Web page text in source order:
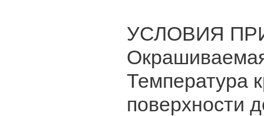
УСЛОВИЯ
Температура
поверхности